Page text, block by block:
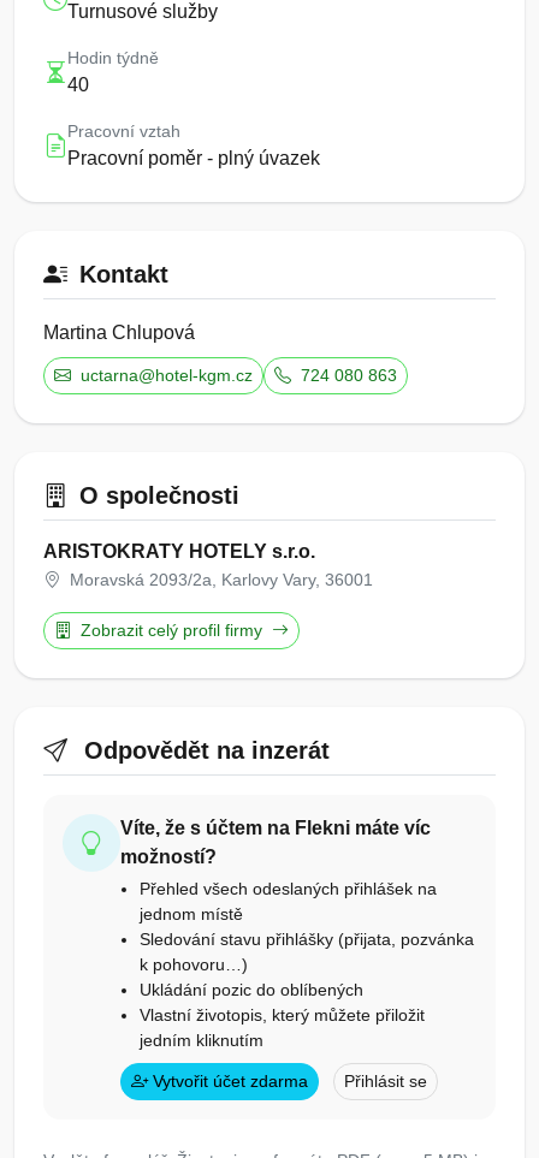
Turnusové služby
Hodin týdně
40
Pracovní vztah
Pracovní poměr - plný úvazek
Kontakt
Martina Chlupová
uctarna@hotel-kgm.cz 724 080 863
O společnosti
ARISTOKRATY HOTELY s.r.o.
Moravská 2093/2a, Karlovy Vary, 36001
Zobrazit celý profil firmy
Odpovědět na inzerát
Víte, že s účtem na Flekni máte víc
možností?
Přehled všech odeslaných přihlášek na
jednom místě
Sledování stavu přihlášky (přijata, pozvánka
k pohovoru…)
Ukládání pozic do oblíbených
Vlastní životopis, který můžete přiložit
jedním kliknutím
Vytvořit účet zdarma Přihlásit se